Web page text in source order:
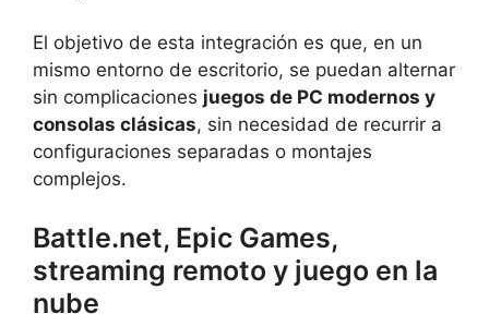
El objetivo de esta integración es que, en un
mismo entorno de escritorio, se puedan alternar
sin complicaciones juegos de PC modernos y
consolas clásicas, sin necesidad de recurrir a
configuraciones separadas o montajes
complejos.
Battle.net, Epic Games,
streaming remoto y juego en la
nube